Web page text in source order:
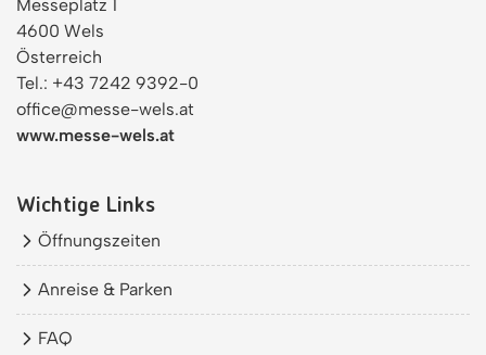
Messeplatz 1
4600 Wels
Österreich
Tel.: +43 7242 9392-0
office@messe-wels.at
www.messe-wels.at
Wichtige Links
Öffnungszeiten
Anreise & Parken
FAQ